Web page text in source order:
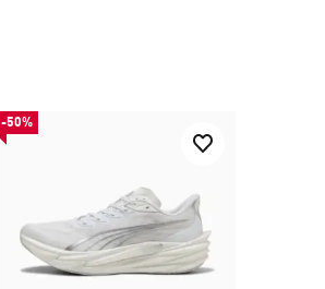
-50%